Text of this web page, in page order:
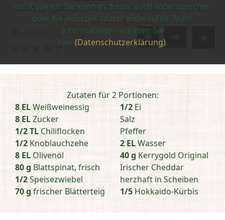
von Cookies. Sie können dieser auch widersprechen
oder sie jederzeit später widerrufen. Mehr
Informationen erhalten Sie
hier (Datenschutzerklärung).
Blätterteigtaschen mit Cheddar, Spinat & schnellem
Kürbisrelish
abschicken
Zubereitungszeit:Schwierigkeit:
mittel
Zutaten für 2 Portionen:
8 ELWeißweinessig
8 ELZucker
1/2 TL Chiliflocken
1/2 Knoblauchzehe
8 EL Olivenöl
80 g Blattspinat, frisch
1/2Speisezwiebel
70 g frischer Blätterteig
1/2 Ei
Salz
Pfeffer
2 ELWasser
40 g Kerrygold Original
Irischer Cheddar
herzhaft in Scheiben
1/5 Hokkaido-Kürbis